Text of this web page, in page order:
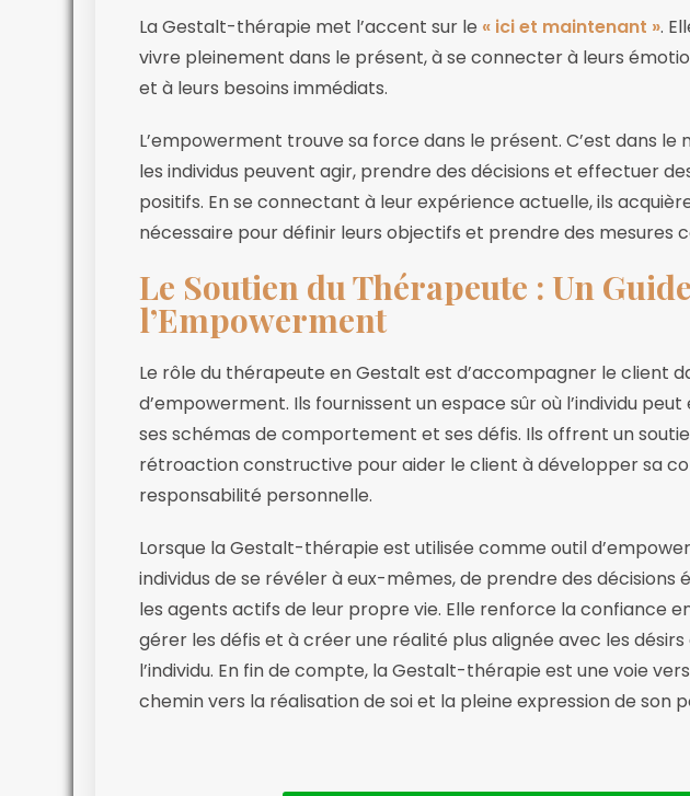
La Gestalt-thérapie met l’accent sur le « ici et maintenant ».
vivre pleinement dans le présent, à se connecter à leurs
et à leurs besoins immédiats.
L’empowerment trouve sa force dans le présent. C’est dans
les individus peuvent agir, prendre des décisions et effectuer
positifs. En se connectant à leur expérience actuelle, ils
nécessaire pour définir leurs objectifs et prendre des mesures
Le Soutien du Thérapeute : Un
l’Empowerment
Le rôle du thérapeute en Gestalt est d’accompagner le client
d’empowerment. Ils fournissent un espace sûr où l’individu
ses schémas de comportement et ses défis. Ils offrent un
rétroaction constructive pour aider le client à développer sa
responsabilité personnelle.
Lorsque la Gestalt-thérapie est utilisée comme outil
individus de se révéler à eux-mêmes, de prendre des décisions
les agents actifs de leur propre vie. Elle renforce la confiance
gérer les défis et à créer une réalité plus alignée avec les désirs
l’individu. En fin de compte, la Gestalt-thérapie est une voie
chemin vers la réalisation de soi et la pleine expression de son